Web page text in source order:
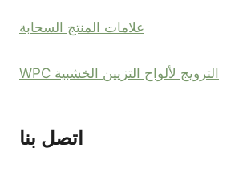
علامات المنتج السحابة
الترويج لألواح التزيين الخشبية WPC
اتصل بنا